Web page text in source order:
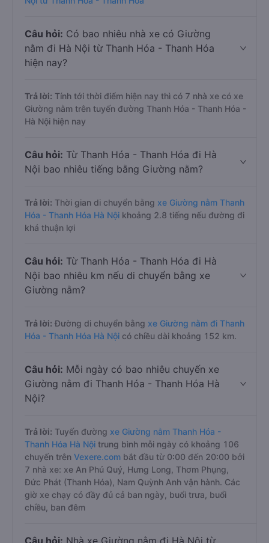
Câu hỏi: Có bao nhiêu nhà xe có Giường
nằm đi Hà Nội từ Thanh Hóa - Thanh Hóa
hiện nay?
Trả lời: Tính tới thời điểm hiện nay thì có 7 nhà xe có xe
Giường nằm trên tuyến đường Thanh Hóa - Thanh Hóa -
Hà Nội hiện nay
Câu hỏi: Từ Thanh Hóa - Thanh Hóa đi Hà
Nội bao nhiêu tiếng bằng Giường nằm?
Trả lời: Thời gian di chuyển bằng xe Giường nằm Thanh
Hóa - Thanh Hóa Hà Nội khoảng 2.8 tiếng nếu đường đi
khá thuận lợi
Câu hỏi: Từ Thanh Hóa - Thanh Hóa đi Hà
Nội bao nhiêu km nếu di chuyển bằng xe
Giường nằm?
Trả lời: Đường di chuyển bằng xe Giường nằm đi Thanh
Hóa - Thanh Hóa Hà Nội có chiều dài khoảng 152 km.
Câu hỏi: Mỗi ngày có bao nhiêu chuyến xe
Giường nằm đi Thanh Hóa - Thanh Hóa Hà
Nội?
Trả lời: Tuyến đường xe Giường nằm Thanh Hóa -
Thanh Hóa Hà Nội trung bình mỗi ngày có khoảng 106
chuyến trên Vexere.com bắt đầu từ 0:00 đến 20:00 bởi
7 nhà xe: xe An Phú Quý, Hưng Long, Thơm Phụng,
Đức Phát (Thanh Hóa), Nam Quỳnh Anh vận hành. Các
giờ xe chạy có đầy đủ cả ban ngày, buổi trưa, buổi
chiều, ban đêm
Câu hỏi: Nhà xe Giường nằm đi Hà Nội từ